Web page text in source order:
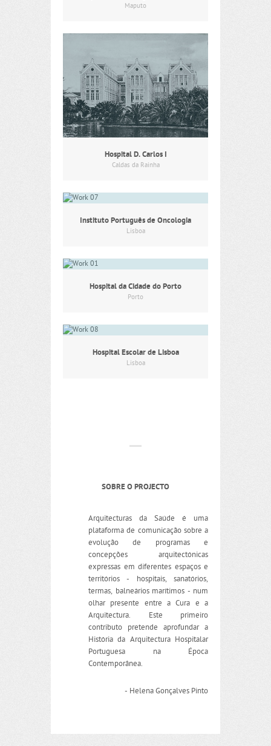
Maputo
Hospital D. Carlos I
Caldas da Rainha
Instituto Português de Oncologia
Lisboa
Hospital da Cidade do Porto
Porto
Hospital Escolar de Lisboa
Lisboa
SOBRE O PROJECTO
Arquitecturas da Saúde é uma
plataforma de comunicação sobre a
evolução de programas e
concepções arquitectónicas
expressas em diferentes espaços e
territórios - hospitais, sanatórios,
termas, balneários marítimos - num
olhar presente entre a Cura e a
Arquitectura. Este primeiro
contributo pretende aprofundar a
História da Arquitectura Hospitalar
Portuguesa na Época
Contemporânea.
- Helena Gonçalves Pinto